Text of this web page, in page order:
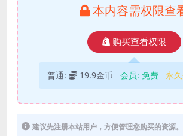
本内容需权限查
购买查看权限
普通: 19.9金币 会员: 免费 永
建议先注册本站用户，方便管理您购买的资源。